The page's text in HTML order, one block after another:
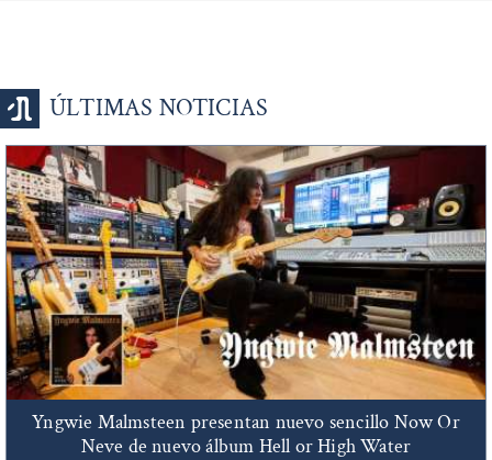
ÚLTIMAS NOTICIAS
Yngwie Malmsteen presentan nuevo sencillo Now Or
Neve de nuevo álbum Hell or High Water